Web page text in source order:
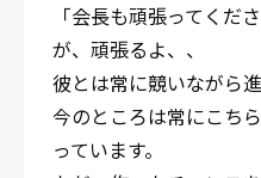
「会長も頑張ってくださ
が、頑張るよ、、
彼とは常に競いながら進
今のところは常にこち
っています。